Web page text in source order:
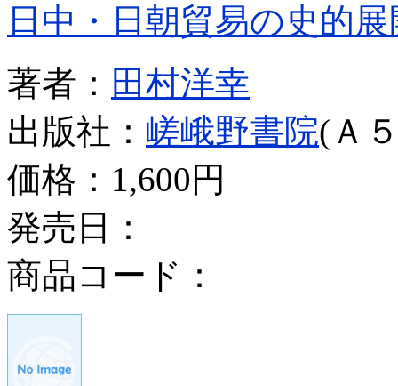
日中・日朝貿易の史的展
著者： 田村洋幸
出版社： 嵯峨野書院(Ａ
価格： 1,600円
発売日：
商品コード：